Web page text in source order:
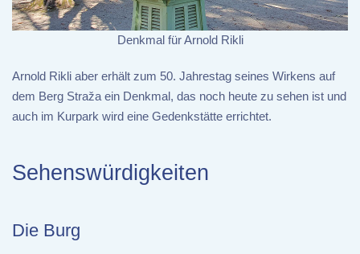
Denkmal für Arnold Rikli
Arnold Rikli aber erhält zum 50. Jahrestag seines Wirkens auf
dem Berg Straža ein Denkmal, das noch heute zu sehen ist und
auch im Kurpark wird eine Gedenkstätte errichtet.
Sehenswürdigkeiten
Die Burg